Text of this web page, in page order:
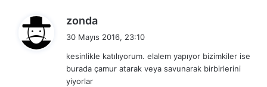
zonda
i
k
30 Mayıs 2016, 23:10
kesinlikle katılıyorum. elalem yapıyor bizimkiler ise
burada çamur atarak veya savunarak birbirlerini
yiyorlar